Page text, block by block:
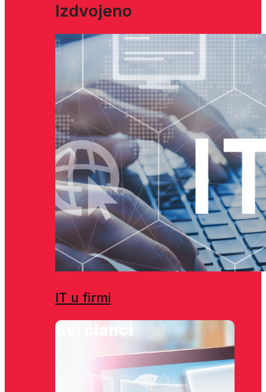
Izdvojeno
IT u firmi
Svi članci